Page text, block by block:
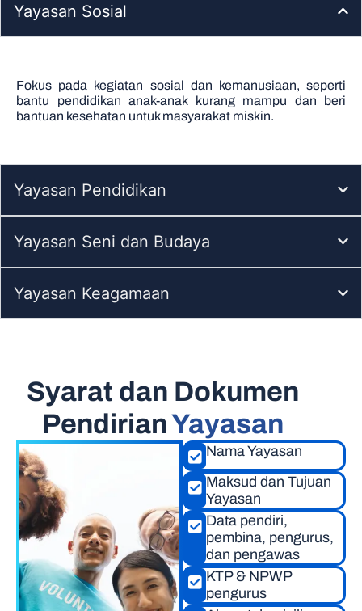
Yayasan Sosial
Fokus pada kegiatan sosial dan kemanusiaan, seperti
bantu pendidikan anak-anak kurang mampu dan beri
bantuan kesehatan untuk masyarakat miskin.
Yayasan Pendidikan
Yayasan Seni dan Budaya
Yayasan Keagamaan
Syarat dan Dokumen
PendirianYayasan
Nama Yayasan
Maksud dan Tujuan
Yayasan
Data pendiri,
pembina, pengurus,
dan pengawas
KTP & NPWP
pengurus